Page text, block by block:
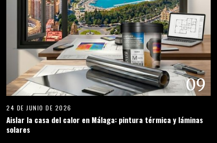
09
24 DE JUNIO DE 2026
Aislar la casa del calor en Málaga: pintura térmica y láminas
solares